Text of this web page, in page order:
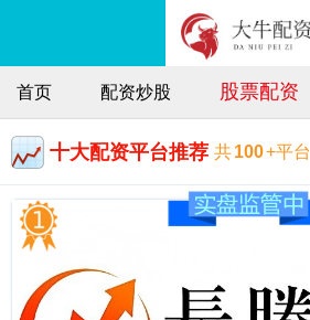
首页 配资炒股 股票配资
十大配资平台推荐 共100+平台